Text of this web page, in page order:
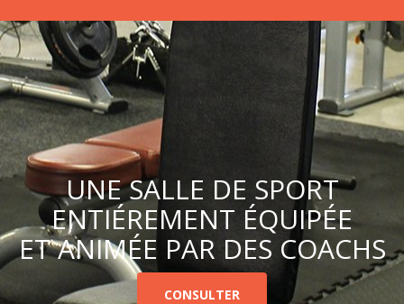
UNE SALLE DE SPORT
ENTIÉREMENT ÉQUIPÉE
ET ANIMÉE PAR DES COACHS
CONSULTER